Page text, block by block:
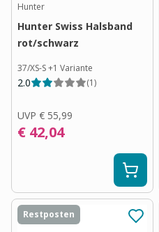
Hunter
Hunter Swiss Halsband
rot/schwarz
37/XS-S+1 Variante
2.0 (1)
UVP € 55,99
€ 42,04
Restposten